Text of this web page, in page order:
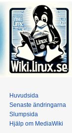
Huvudsida
Senaste ändringarna
Slumpsida
Hjälp om MediaWiki